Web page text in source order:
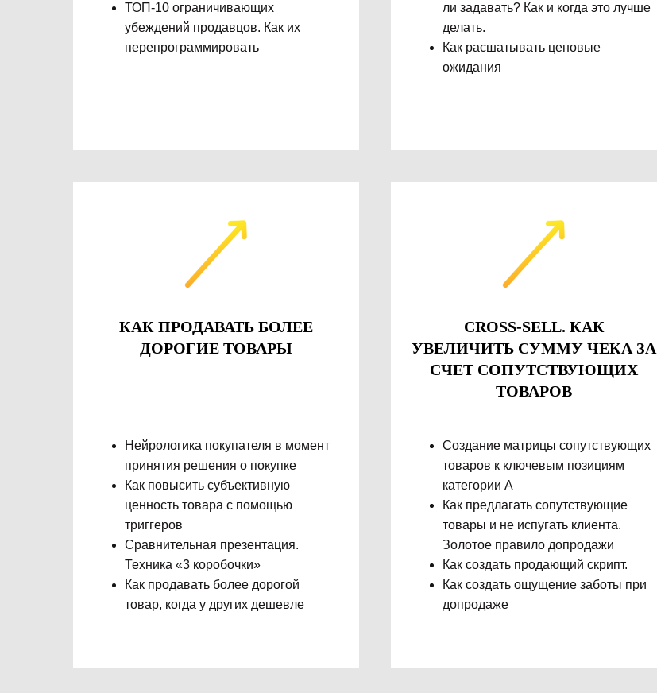
ТОП-10 ограничивающих
убеждений продавцов. Как их
перепрограммировать
ли задавать? Как и когда это лучше
делать.
Как расшатывать ценовые
ожидания
КАК ПРОДАВАТЬ БОЛЕЕ
ДОРОГИЕ ТОВАРЫ
Нейрологика покупателя в момент
принятия решения о покупке
Как повысить субъективную
ценность товара с помощью
триггеров
Сравнительная презентация.
Техника «3 коробочки»
Как продавать более дорогой
товар, когда у других дешевле
CROSS-SELL. КАК
УВЕЛИЧИТЬ СУММУ ЧЕКА ЗА
СЧЕТ СОПУТСТВУЮЩИХ
ТОВАРОВ
Создание матрицы сопутствующих
товаров к ключевым позициям
категории А
Как предлагать сопутствующие
товары и не испугать клиента.
Золотое правило допродажи
Как создать продающий скрипт.
Как создать ощущение заботы при
допродаже